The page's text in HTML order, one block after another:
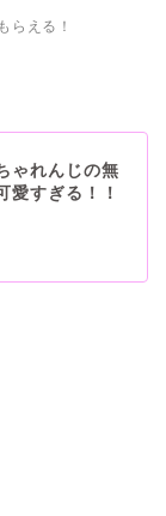
らえる！
ゃれんじの無
愛すぎる！！